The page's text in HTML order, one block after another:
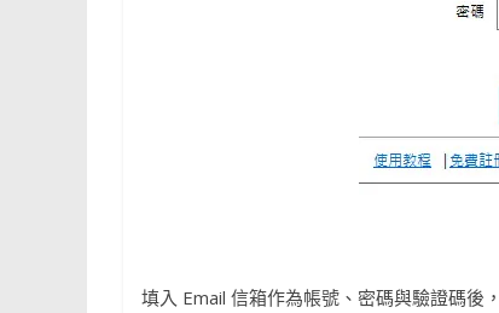
填入 Email 信箱作為帳號、密碼與驗證碼後